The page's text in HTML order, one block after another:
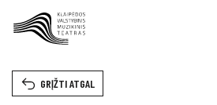
GRĮŽTI ATGAL